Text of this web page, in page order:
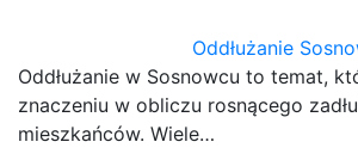
Oddłużanie
Oddłużanie w Sosnowcu to temat,
znaczeniu w obliczu rosnącego
mieszkańców. Wiele…